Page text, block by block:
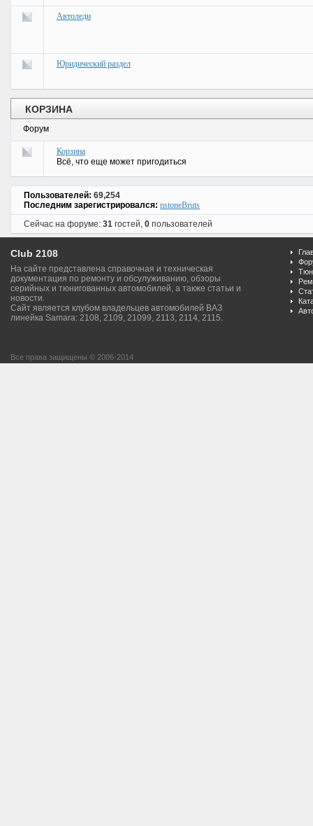
Автоледи
Юридический раздел
КОРЗИНА
Форум
Корзина
Всё, что еще может пригодиться
Пользователей:69,254
Последним зарегистрировался:nstoneBruts
Сейчас на форуме:31 гостей,0 пользователей
Club 2108
На сайте представлена справочная и техническая
документация по ремонту и обсулуживанию, обзоры
серийных и тюнигованных автомобилей, а также статьи и
новости.
Сайт является клубом владельцев автомобилей ВАЗ
линейка Samara: 2108, 2109, 21099, 2113, 2114, 2115.
Все права защищены © 2006-2014